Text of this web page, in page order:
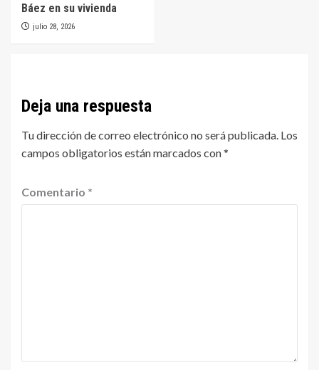
Báez en su vivienda
julio 28, 2026
Deja una respuesta
Tu dirección de correo electrónico no será publicada. Los
campos obligatorios están marcados con*
Comentario *